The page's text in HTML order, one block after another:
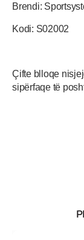
Brendi:
Kodi: S02002
Çifte blloqe
sipërfaqe të